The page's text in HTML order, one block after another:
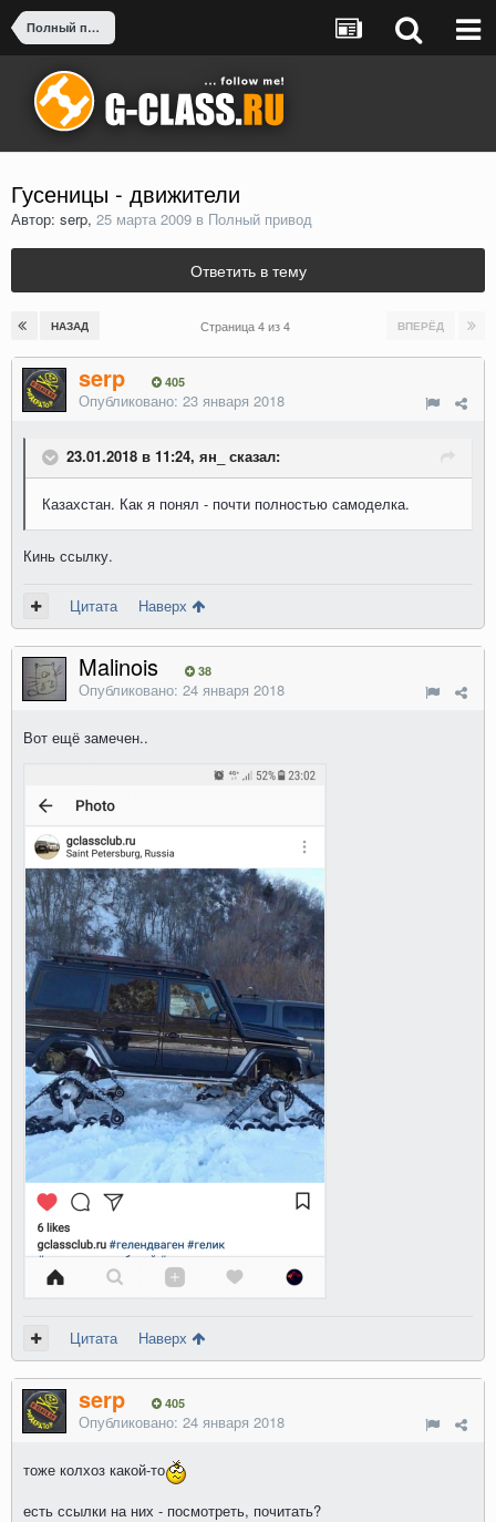
Полный привод
Гусеницы - движители
Автор: serp, 25 марта 2009 в Полный привод
Ответить в тему
НАЗАД ВПЕРЁД
Страница 4 из 4
serp 405
Опубликовано: 23 января 2018
23.01.2018 в 11:24, ян_ сказал:
Казахстан. Как я понял - почти полностью самоделка.
Кинь ссылку.
Цитата Наверх
Malinois 38
Опубликовано: 24 января 2018
Вот ещё замечен..
Цитата Наверх
serp 405
Опубликовано: 24 января 2018
тоже колхоз какой-то
есть ссылки на них - посмотреть, почитать?